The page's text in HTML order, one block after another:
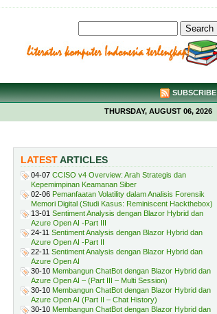
SUBSCRIBE
THURSDAY, AUGUST 06, 2026
LATESTARTICLES
04-07 CCISO v4 Overview: Arah Strategis dan
Kepemimpinan Keamanan Siber
02-06 Pemanfaatan Volatility dalam Analisis Forensik
Memori Digital (Studi Kasus: Reminiscent Hackthebox)
13-01 Sentiment Analysis dengan Blazor Hybrid dan
Azure Open AI -Part III
24-11 Sentiment Analysis dengan Blazor Hybrid dan
Azure Open AI -Part II
22-11 Sentiment Analysis dengan Blazor Hybrid dan
Azure Open AI
30-10 Membangun ChatBot dengan Blazor Hybrid dan
Azure Open AI – (Part III – Multi Session)
30-10 Membangun ChatBot dengan Blazor Hybrid dan
Azure Open AI (Part II – Chat History)
30-10 Membangun ChatBot dengan Blazor Hybrid dan